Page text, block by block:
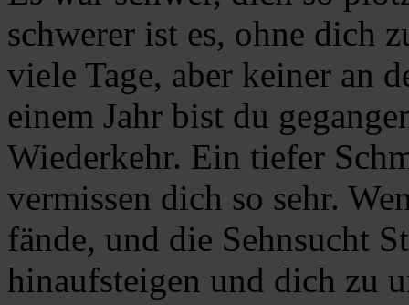
schwerer ist es, ohne dich
viele Tage, aber keiner an
einem Jahr bist du
Wiederkehr. Ein tiefer
vermissen dich so sehr.
fände, und die Sehnsucht
hinaufsteigen und dich zu